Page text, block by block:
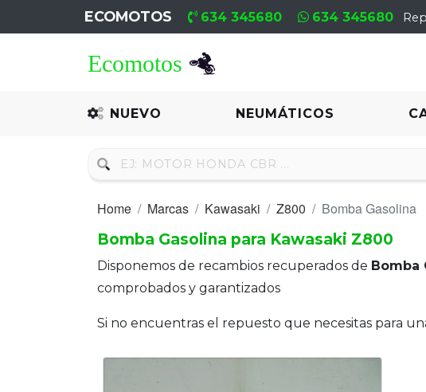
ECOMOTOS 634 345680 634 345680
NUEVO NEUMÁTICOS
Recambio
Neumáticos
Motores
Motores
Home Marcas Kawasaki Z800
Bomba Gasolina
Bomba Gasolina para Kawasaki Z800
Disponemos de recambios recuperados de Bomba
comprobados y garantizados
Si no encuentras el repuesto que necesitas para